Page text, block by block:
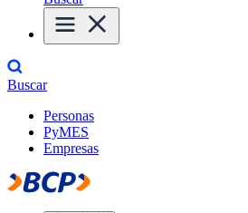
Buscar
Personas
PyMES
Empresas